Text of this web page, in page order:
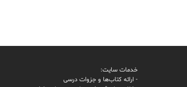
خدمات سایت:
- ارائه کتاب‌ها و جزوات درسی